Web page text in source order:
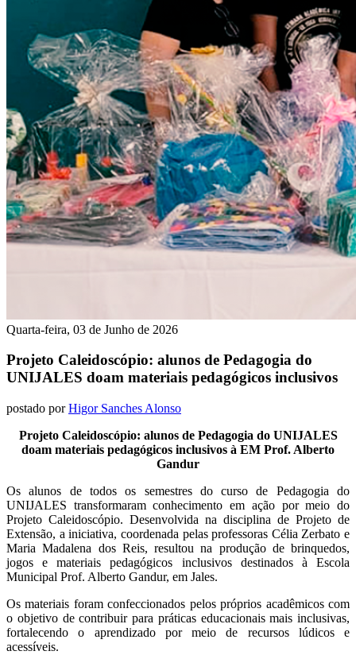
Quarta-feira, 03 de Junho de 2026
Projeto Caleidoscópio: alunos de Pedagogia do
UNIJALES doam materiais pedagógicos inclusivos
postado porHigor Sanches Alonso
Projeto Caleidoscópio: alunos de Pedagogia do UNIJALES
doam materiais pedagógicos inclusivos à EM Prof. Alberto
Gandur
Os alunos de todos os semestres do curso de Pedagogia do
UNIJALES transformaram conhecimento em ação por meio do
Projeto Caleidoscópio. Desenvolvida na disciplina de Projeto de
Extensão, a iniciativa, coordenada pelas professoras Célia Zerbato e
Maria Madalena dos Reis, resultou na produção de brinquedos,
jogos e materiais pedagógicos inclusivos destinados à Escola
Municipal Prof. Alberto Gandur, em Jales.
Os materiais foram confeccionados pelos próprios acadêmicos com
o objetivo de contribuir para práticas educacionais mais inclusivas,
fortalecendo o aprendizado por meio de recursos lúdicos e
acessíveis.